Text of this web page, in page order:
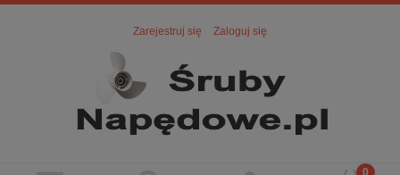
Zarejestruj się Zaloguj się